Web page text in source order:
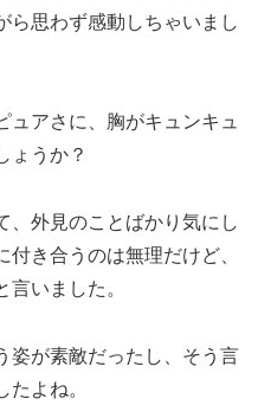
ら思わず感動しちゃいまし
ュアさに、胸がキュンキュ
ょうか？
、外見のことばかり気にし
き合うのは無理だけど、
いました。
姿が素敵だったし、そう言
よね。